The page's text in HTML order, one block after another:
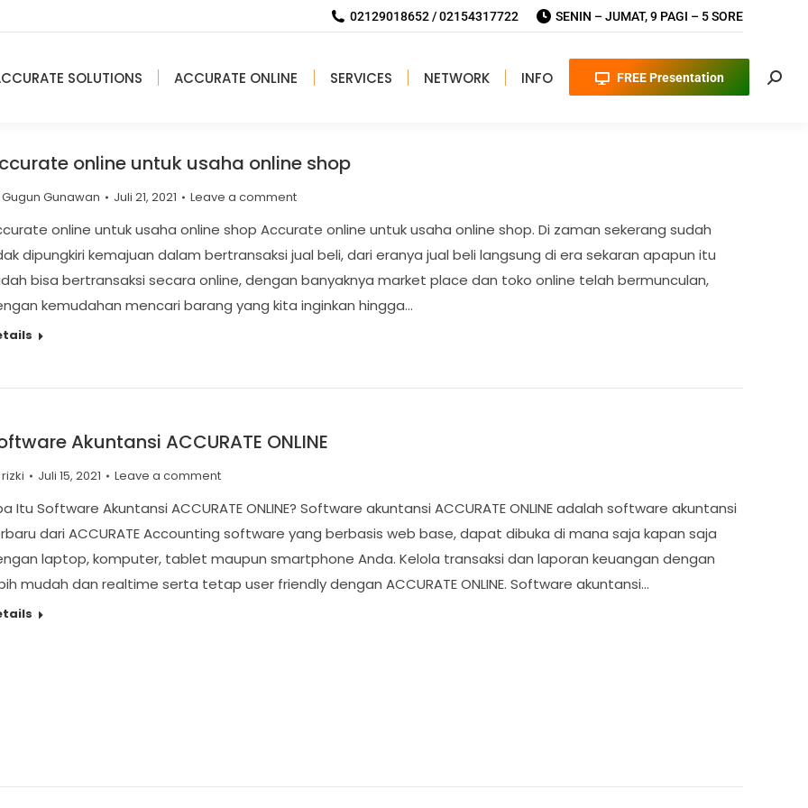
02129018652 / 02154317722 SENIN – JUMAT, 9 PAGI – 5 SORE
SOLUTIONS ACCURATE ONLINE SERVICES NETWORK INFO FREE Presentation
online untuk usaha online shop
Gugun Gunawan Juli 21, 2021 Leave a comment
online untuk usaha online shop Accurate online untuk usaha online shop. Di zaman sekerang sudah
dipungkiri kemajuan dalam bertransaksi jual beli, dari eranya jual beli langsung di era sekaran apapun itu
bisa bertransaksi secara online, dengan banyaknya market place dan toko online telah bermunculan,
kemudahan mencari barang yang kita inginkan hingga…
Akuntansi ACCURATE ONLINE
rizki Juli 15, 2021 Leave a comment
Itu Software Akuntansi ACCURATE ONLINE? Software akuntansi ACCURATE ONLINE adalah software akuntansi
dari ACCURATE Accounting software yang berbasis web base, dapat dibuka di mana saja kapan saja
laptop, komputer, tablet maupun smartphone Anda. Kelola transaksi dan laporan keuangan dengan
mudah dan realtime serta tetap user friendly dengan ACCURATE ONLINE. Software akuntansi…